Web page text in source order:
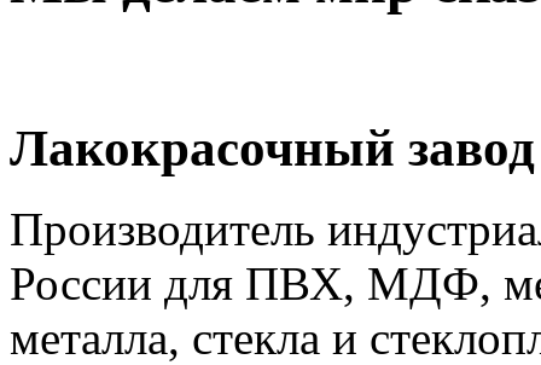
Лакокрасочный
Производитель
России для ПВХ, МДФ,
металла, стекла и